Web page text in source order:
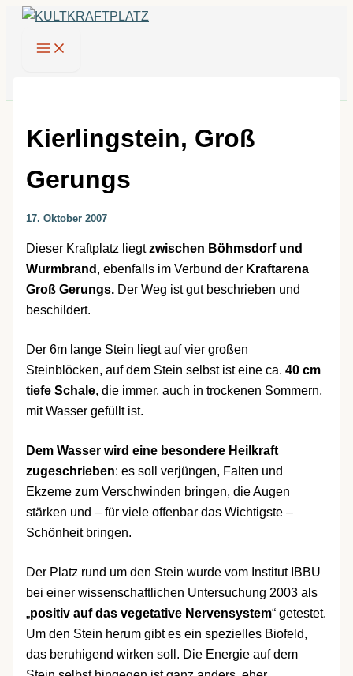
Zum
springen
Kierlingstein, Groß
Gerungs
17. Oktober 2007
Dieser Kraftplatz liegtzwischen Böhmsdorf und
Wurmbrand , ebenfalls im Verbund der Kraftarena
Groß Gerungs.Der Weg ist gut beschrieben und
beschildert.
Der 6m lange Stein liegt auf vier großen
Steinblöcken, auf dem Stein selbst ist eine ca. 40 cm
tiefe Schale, die immer, auch in trockenen Sommern,
mit Wasser gefüllt ist.
Dem Wasser wird eine besondere Heilkraft
zugeschrieben: es soll verjüngen, Falten und
Ekzeme zum Verschwinden bringen, die Augen
stärken und – für viele offenbar das Wichtigste –
Schönheit bringen.
Der Platz rund um den Stein wurde vom Institut IBBU
bei einer wissenschaftlichen Untersuchung 2003 als
„positiv auf das vegetative Nervensystem“ getestet.
Um den Stein herum gibt es ein spezielles Biofeld,
das beruhigend wirken soll. Die Energie auf dem